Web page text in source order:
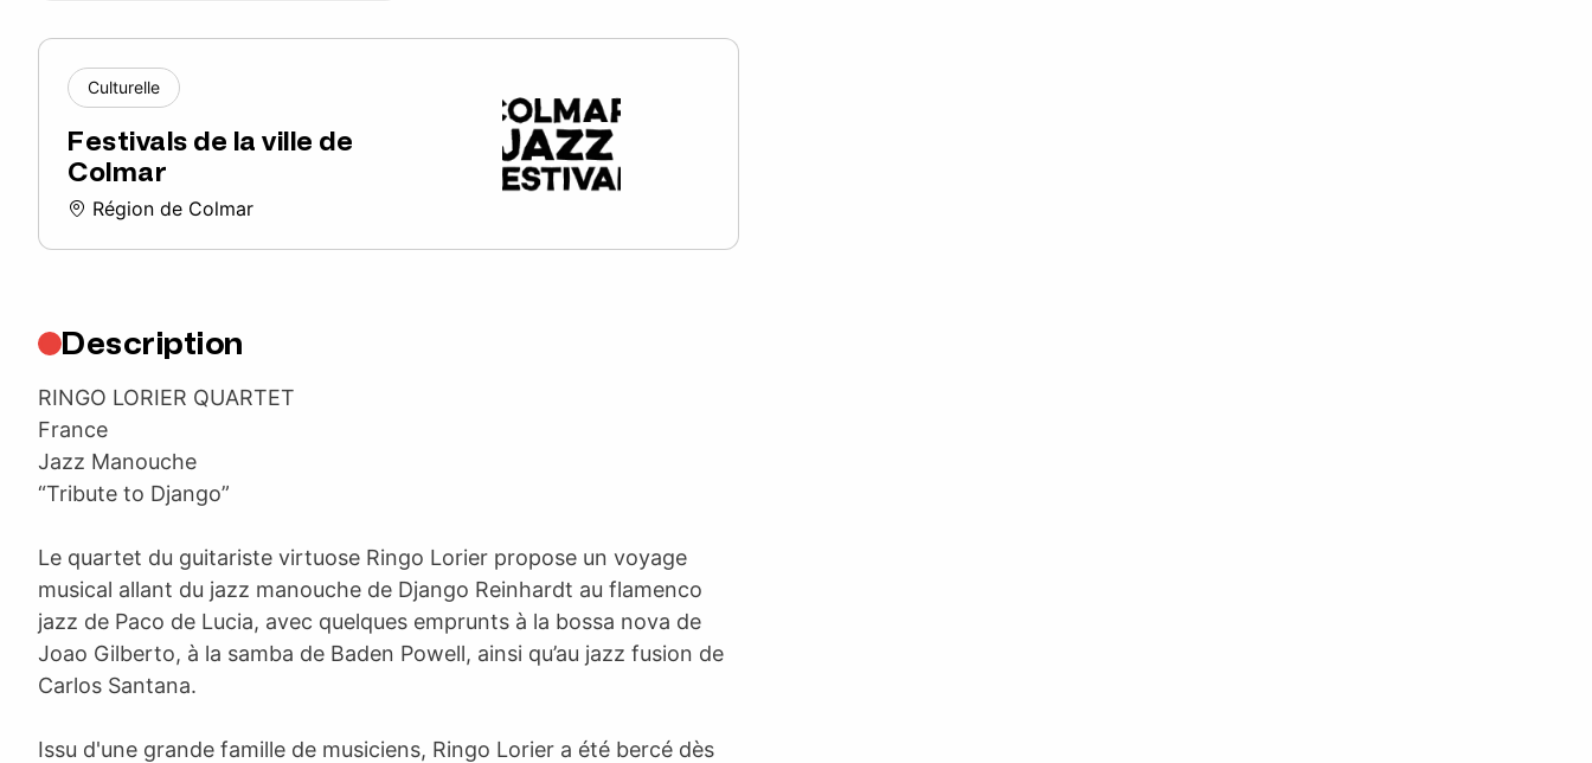
Culturelle
Festivals de la ville de
Colmar
Région de Colmar
Description
RINGO LORIER QUARTET
France
Jazz Manouche
“Tribute to Django”
Le quartet du guitariste virtuose Ringo Lorier propose un voyage
musical allant du jazz manouche de Django Reinhardt au flamenco
jazz de Paco de Lucia, avec quelques emprunts à la bossa nova de
Joao Gilberto, à la samba de Baden Powell, ainsi qu’au jazz fusion de
Carlos Santana.
Issu d'une grande famille de musiciens, Ringo Lorier a été bercé dès